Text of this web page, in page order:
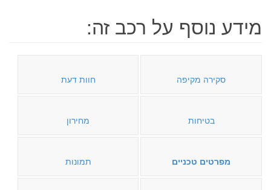
מידע נוסף על רכב זה:
סקירה מקיפה חוות דעת
בטיחות מחירון
מפרטים טכניים תמונות